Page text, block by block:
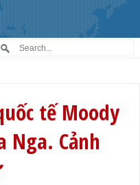
tế Moody
Nga. Cảnh